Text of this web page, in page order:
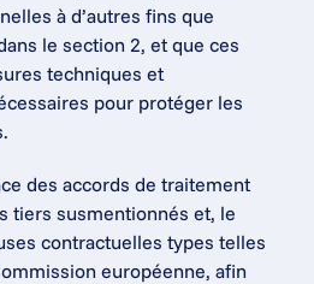
à d’autres fins que
le section 2, et que ces
techniques et
pour protéger les
des accords de traitement
tiers susmentionnés et, le
contractuelles types telles
européenne, afin